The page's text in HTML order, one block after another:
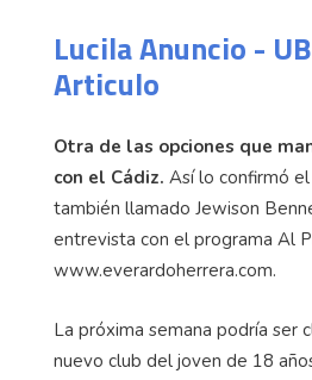
Lucila Anuncio -
Articulo
Otra de las opciones que
con el Cádiz. Así lo confirmó
también llamado Jewison
entrevista con el programa Al
www.everardoherrera.com.
La próxima semana podría ser
nuevo club del joven de 18